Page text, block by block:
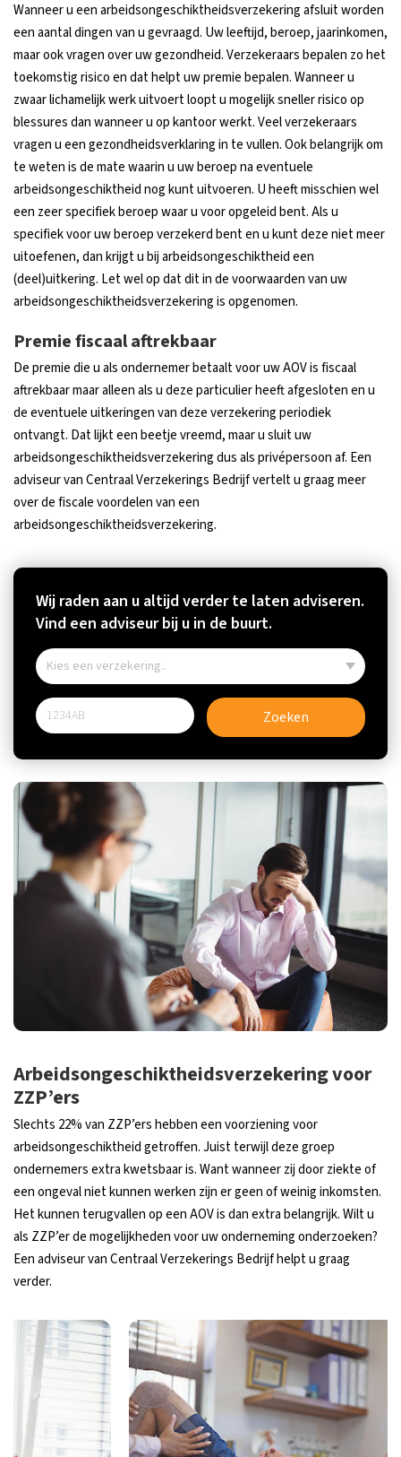
Wanneer u een arbeidsongeschiktheidsverzekering afsluit worden
een aantal dingen van u gevraagd. Uw leeftijd, beroep, jaarinkomen,
maar ook vragen over uw gezondheid. Verzekeraars bepalen zo het
toekomstig risico en dat helpt uw premie bepalen. Wanneer u
zwaar lichamelijk werk uitvoert loopt u mogelijk sneller risico op
blessures dan wanneer u op kantoor werkt. Veel verzekeraars
vragen u een gezondheidsverklaring in te vullen. Ook belangrijk om
te weten is de mate waarin u uw beroep na eventuele
arbeidsongeschiktheid nog kunt uitvoeren. U heeft misschien wel
een zeer specifiek beroep waar u voor opgeleid bent. Als u
specifiek voor uw beroep verzekerd bent en u kunt deze niet meer
uitoefenen, dan krijgt u bij arbeidsongeschiktheid een
(deel)uitkering. Let wel op dat dit in de voorwaarden van uw
arbeidsongeschiktheidsverzekering is opgenomen.
Premie fiscaal aftrekbaar
De premie die u als ondernemer betaalt voor uw AOV is fiscaal
aftrekbaar maar alleen als u deze particulier heeft afgesloten en u
de eventuele uitkeringen van deze verzekering periodiek
ontvangt. Dat lijkt een beetje vreemd, maar u sluit uw
arbeidsongeschiktheidsverzekering dus als privépersoon af. Een
adviseur van Centraal Verzekerings Bedrijf vertelt u graag meer
over de fiscale voordelen van een
arbeidsongeschiktheidsverzekering.
Wij raden aan u altijd verder te laten adviseren.
Vind een adviseur bij u in de buurt.
Zoeken
Arbeidsongeschiktheidsverzekering voor
ZZP’ers
Slechts 22% van ZZP’ers hebben een voorziening voor
arbeidsongeschiktheid getroffen. Juist terwijl deze groep
ondernemers extra kwetsbaar is. Want wanneer zij door ziekte of
een ongeval niet kunnen werken zijn er geen of weinig inkomsten.
Het kunnen terugvallen op een AOV is dan extra belangrijk. Wilt u
als ZZP’er de mogelijkheden voor uw onderneming onderzoeken?
Een adviseur van Centraal Verzekerings Bedrijf helpt u graag
verder.